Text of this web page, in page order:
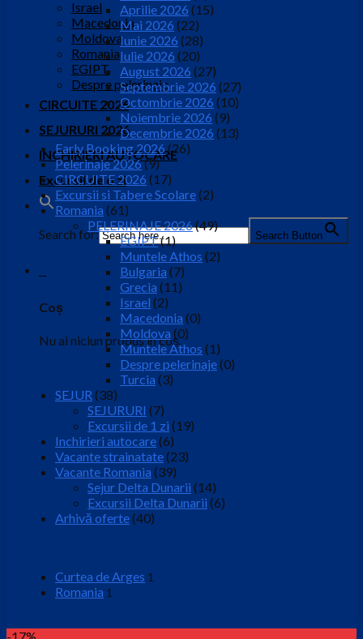
Israel
Macedonia
Moldova
Romania
EGIPT
Despre pelerinaje
CIRCUITE 2026
SEJURURI 2026
INCHIRIERI AUTOCARE
Excursii de o zi
Search for: Search Button
Coș
Nu ai niciun produs în coș.
Aprilie 2026 (15)
Mai 2026 (22)
Iunie 2026 (28)
Iulie 2026 (20)
August 2026 (27)
Septembrie 2026 (27)
Octombrie 2026 (10)
Noiembrie 2026 (9)
Decembrie 2026 (13)
Early Booking 2026(26)
Pelerinaje 2026(9)
CIRCUITE 2026 (17)
Excursii si Tabere Scolare(2)
Romania (61)
PELERINAJE 2026(49)
EGIPT(1)
Muntele Athos (2)
Bulgaria (7)
Grecia (11)
Israel (2)
Macedonia (0)
Moldova (0)
Muntele Athos (1)
Despre pelerinaje(0)
Turcia (3)
SEJUR (38)
SEJURURI (7)
Excursii de 1 zi (19)
Inchirieri autocare(6)
Vacante strainatate(23)
Vacante Romania (39)
Sejur Delta Dunarii (14)
Excursii Delta Dunarii (6)
Arhivă oferte(40)
Curtea de Arges 1
Romania 1
-17%